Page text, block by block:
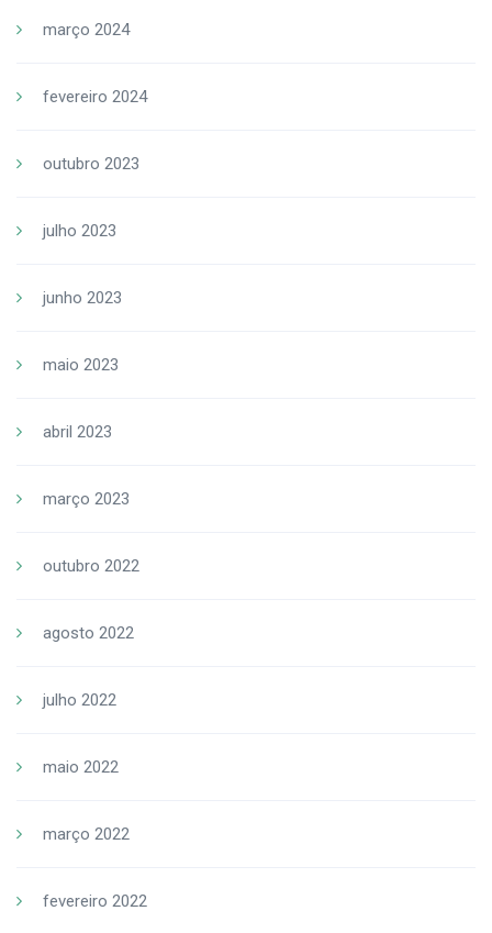
março 2024
fevereiro 2024
outubro 2023
julho 2023
junho 2023
maio 2023
abril 2023
março 2023
outubro 2022
agosto 2022
julho 2022
maio 2022
março 2022
fevereiro 2022